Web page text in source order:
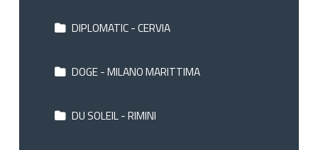
DIPLOMATIC - CERVIA
DOGE - MILANO MARITTIMA
DU SOLEIL - RIMINI